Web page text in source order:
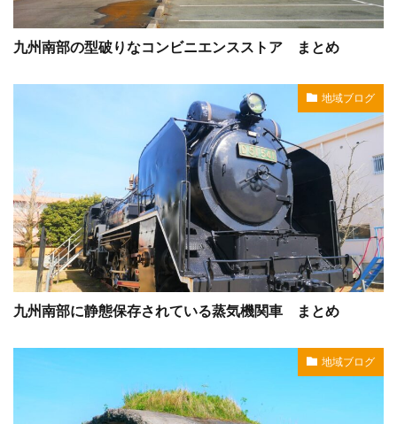
九州南部の型破りなコンビニエンスストア まとめ
地域ブログ
九州南部に静態保存されている蒸気機関車 まとめ
地域ブログ